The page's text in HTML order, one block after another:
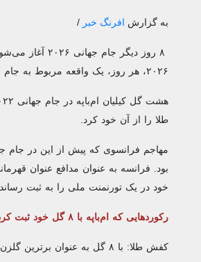
به گزارش افرنگ خبر /
۲۰۲۶، هر روز، یک واقعه مربوط به جام جهانی را برای شما منتشر می‌کنیم.
طلا را از آن خود کرد.
خود در یک تورنمنت ملی را به ثبت رساند.
رکوردهایی که ام‌باپه با ۸ گل خود ثبت کرد:
کفش طلا: با ۸ گل به عنوان برترین گلزن مسابقات معرفی شد و مسی را پشت سر گذاشت.